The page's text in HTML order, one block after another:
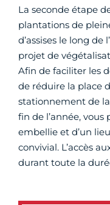
La seconde étape
plantations de
d’assises le long de
projet de
Afin de faciliter les
de réduire la place
stationnement de
fin de l’année,
embellie et d’un
convivial. L’accès
durant toute la